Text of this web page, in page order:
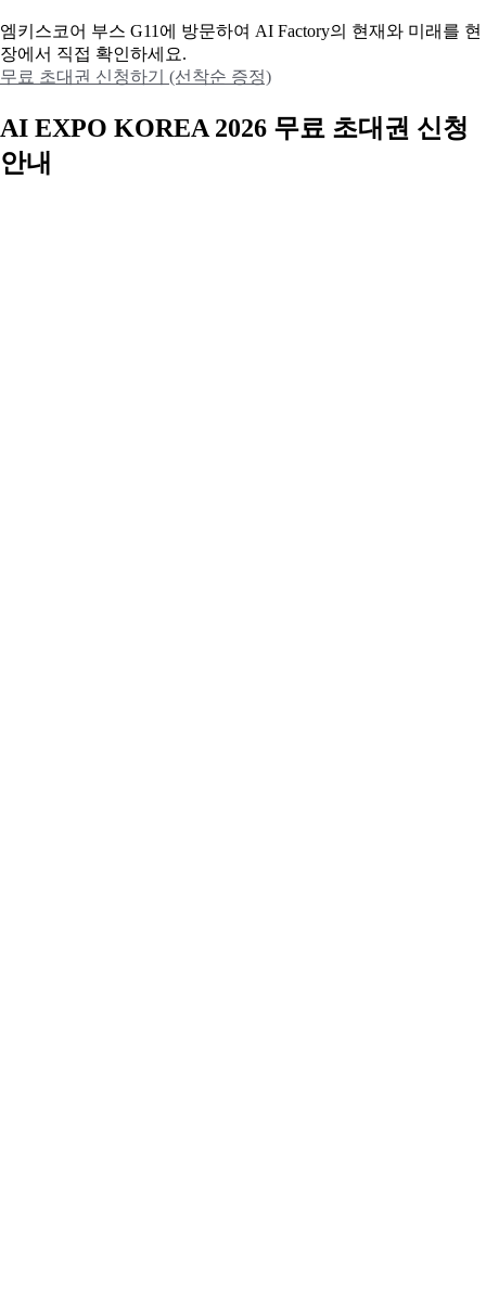
엠키스코어 부스 G11에 방문하여 AI Factory의 현재와 미래를 현
장에서 직접 확인하세요.
무료 초대권 신청하기 (선착순 증정)
AI EXPO KOREA 2026 무료 초대권 신청
안내